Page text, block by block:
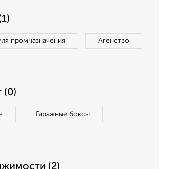
промназначения Агенство
(0)
Гаражные боксы
(2)